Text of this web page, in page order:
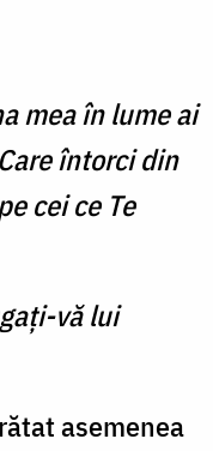
mea în lume ai
întorci din
cei ce Te
vă lui
asemenea